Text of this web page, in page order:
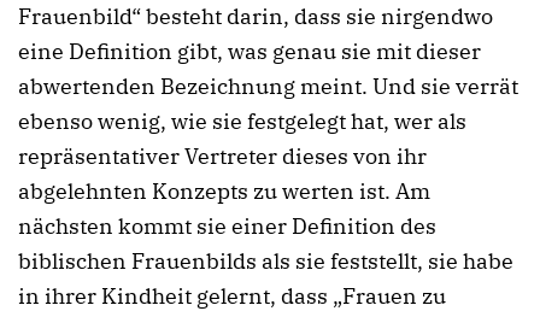
Frauenbild“ besteht darin, dass sie nirgendwo
eine Definition gibt, was genau sie mit dieser
abwertenden Bezeichnung meint. Und sie verrät
ebenso wenig, wie sie festgelegt hat, wer als
repräsentativer Vertreter dieses von ihr
abgelehnten Konzepts zu werten ist. Am
nächsten kommt sie einer Definition des
biblischen Frauenbilds als sie feststellt, sie habe
in ihrer Kindheit gelernt, dass „Frauen zu